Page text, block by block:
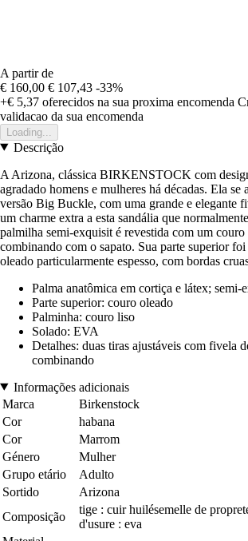
A partir de
€ 160,00 € 107,43 -33%
+€ 5,37 oferecidos na sua proxima encomenda
validacao da sua encomenda
Loading...
Descrição
A Arizona, clássica BIRKENSTOCK com
agradado homens e mulheres há décadas. Ela se
versão Big Buckle, com uma grande e elegante
um charme extra a esta sandália que
palmilha semi-exquisit é revestida com um couro
combinando com o sapato. Sua parte superior
oleado particularmente espesso, com bordas
Palma anatômica em cortiça e látex; semi-
Parte superior: couro oleado
Palminha: couro liso
Solado: EVA
Detalhes: duas tiras ajustáveis com fivela
combinando
Informações adicionais
Marca
Birkenstock
Cor
habana
Cor
Marrom
Género
Mulher
Grupo etário
Adulto
Sortido
Arizona
Composição
tige : cuir huilésemelle de
d'usure : eva